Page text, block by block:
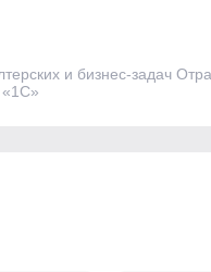
и бизнес-задач